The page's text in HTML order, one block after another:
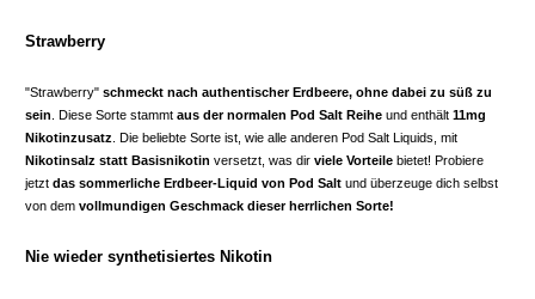
Strawberry
"Strawberry" schmeckt nach authentischer Erdbeere, ohne dabei zu süß zu
sein . Diese Sorte stammt aus der normalen Pod Salt Reihe und enthält 11mg
Nikotinzusatz . Die beliebte Sorte ist, wie alle anderen Pod Salt Liquids, mit
Nikotinsalz statt Basisnikotin versetzt, was dir viele Vorteile bietet! Probiere
jetzt das sommerliche Erdbeer-Liquid von Pod Salt und überzeuge dich selbst
von dem vollmundigen Geschmack dieser herrlichen Sorte!
Nie wieder synthetisiertes Nikotin